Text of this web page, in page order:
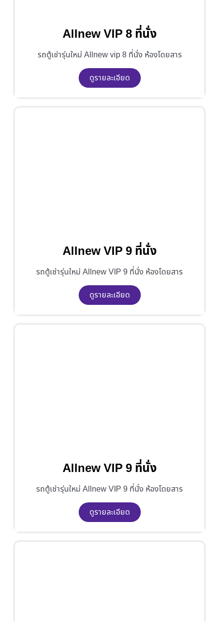
Allnew VIP 8 ที่นั่ง
รถตู้เช่ารุ่นใหม่ Allnew vip 8 ที่นั่ง ห้องโดยสาร
ดูรายละเอียด
Allnew VIP 9 ที่นั่ง
รถตู้เช่ารุ่นใหม่ Allnew VIP 9 ที่นั่ง ห้องโดยสาร
ดูรายละเอียด
Allnew VIP 9 ที่นั่ง
รถตู้เช่ารุ่นใหม่ Allnew VIP 9 ที่นั่ง ห้องโดยสาร
ดูรายละเอียด